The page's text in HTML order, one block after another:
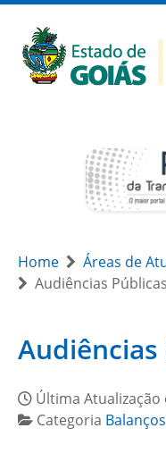
Home Áreas de
Audiências
Audiências
Última Atualização
Categoria